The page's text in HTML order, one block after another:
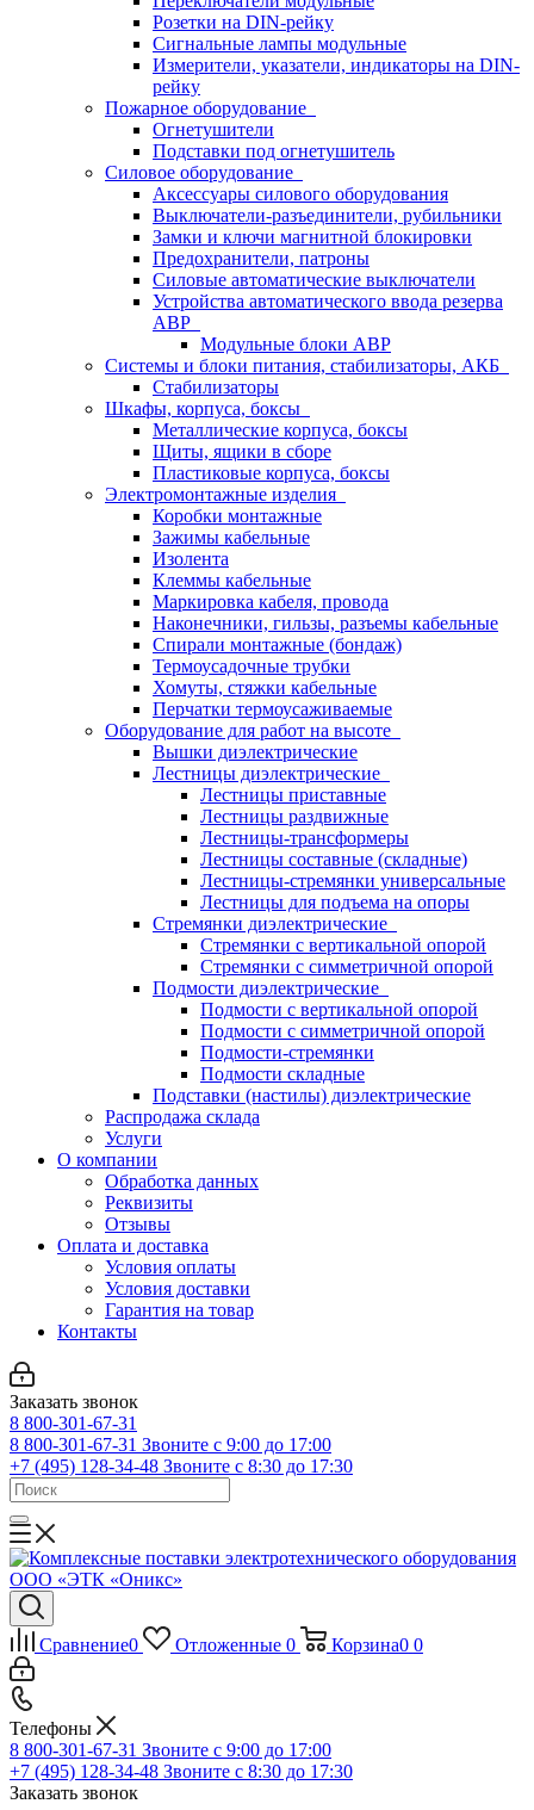
Розетки на DIN-рейку
Сигнальные лампы модульные
Измерители, указатели, индикаторы на DIN-
рейку
Пожарное оборудование
Огнетушители
Подставки под огнетушитель
Силовое оборудование
Аксессуары силового оборудования
Выключатели-разъединители, рубильники
Замки и ключи магнитной блокировки
Предохранители, патроны
Силовые автоматические выключатели
Устройства автоматического ввода резерва
АВР
Модульные блоки АВР
Системы и блоки питания, стабилизаторы, АКБ
Стабилизаторы
Шкафы, корпуса, боксы
Металлические корпуса, боксы
Щиты, ящики в сборе
Пластиковые корпуса, боксы
Электромонтажные изделия
Коробки монтажные
Зажимы кабельные
Изолента
Клеммы кабельные
Маркировка кабеля, провода
Наконечники, гильзы, разъемы кабельные
Спирали монтажные (бондаж)
Термоусадочные трубки
Хомуты, стяжки кабельные
Перчатки термоусаживаемые
Оборудование для работ на высоте
Вышки диэлектрические
Лестницы диэлектрические
Лестницы приставные
Лестницы раздвижные
Лестницы-трансформеры
Лестницы составные (складные)
Лестницы-стремянки универсальные
Лестницы для подъема на опоры
Стремянки диэлектрические
Стремянки с вертикальной опорой
Стремянки с симметричной опорой
Подмости диэлектрические
Подмости с вертикальной опорой
Подмости с симметричной опорой
Подмости-стремянки
Подмости складные
Подставки (настилы) диэлектрические
Распродажа склада
Услуги
О компании
Обработка данных
Реквизиты
Отзывы
Оплата и доставка
Условия оплаты
Условия доставки
Гарантия на товар
Контакты
Заказать звонок
8 800-301-67-31
8 800-301-67-31 Звоните с 9:00 до 17:00
+7 (495) 128-34-48 Звоните с 8:30 до 17:30
Сравнение0 Отложенные 0 Корзина0 0
Телефоны
8 800-301-67-31 Звоните с 9:00 до 17:00
+7 (495) 128-34-48 Звоните с 8:30 до 17:30
Заказать звонок